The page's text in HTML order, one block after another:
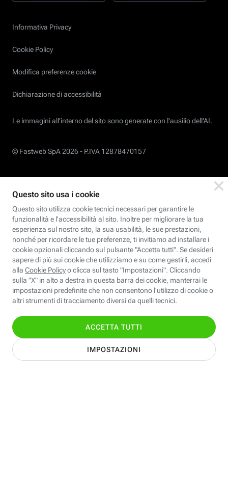
Informativa Privacy
Cookie Policy
Modifica preferenze cookie
Dichiarazione di accessibilità
Le immagini all’interno del sito sono generate con l'ausilio dell'AI.
© Fastweb SpA 2026 - P.IVA 12878470157